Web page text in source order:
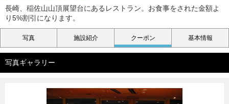
長崎、稲佐山山頂展望台にあるレストラン。お食事をされた金額よ
り5%割引になります。
写真 施設紹介 クーポン 基本情報
写真ギャラリー